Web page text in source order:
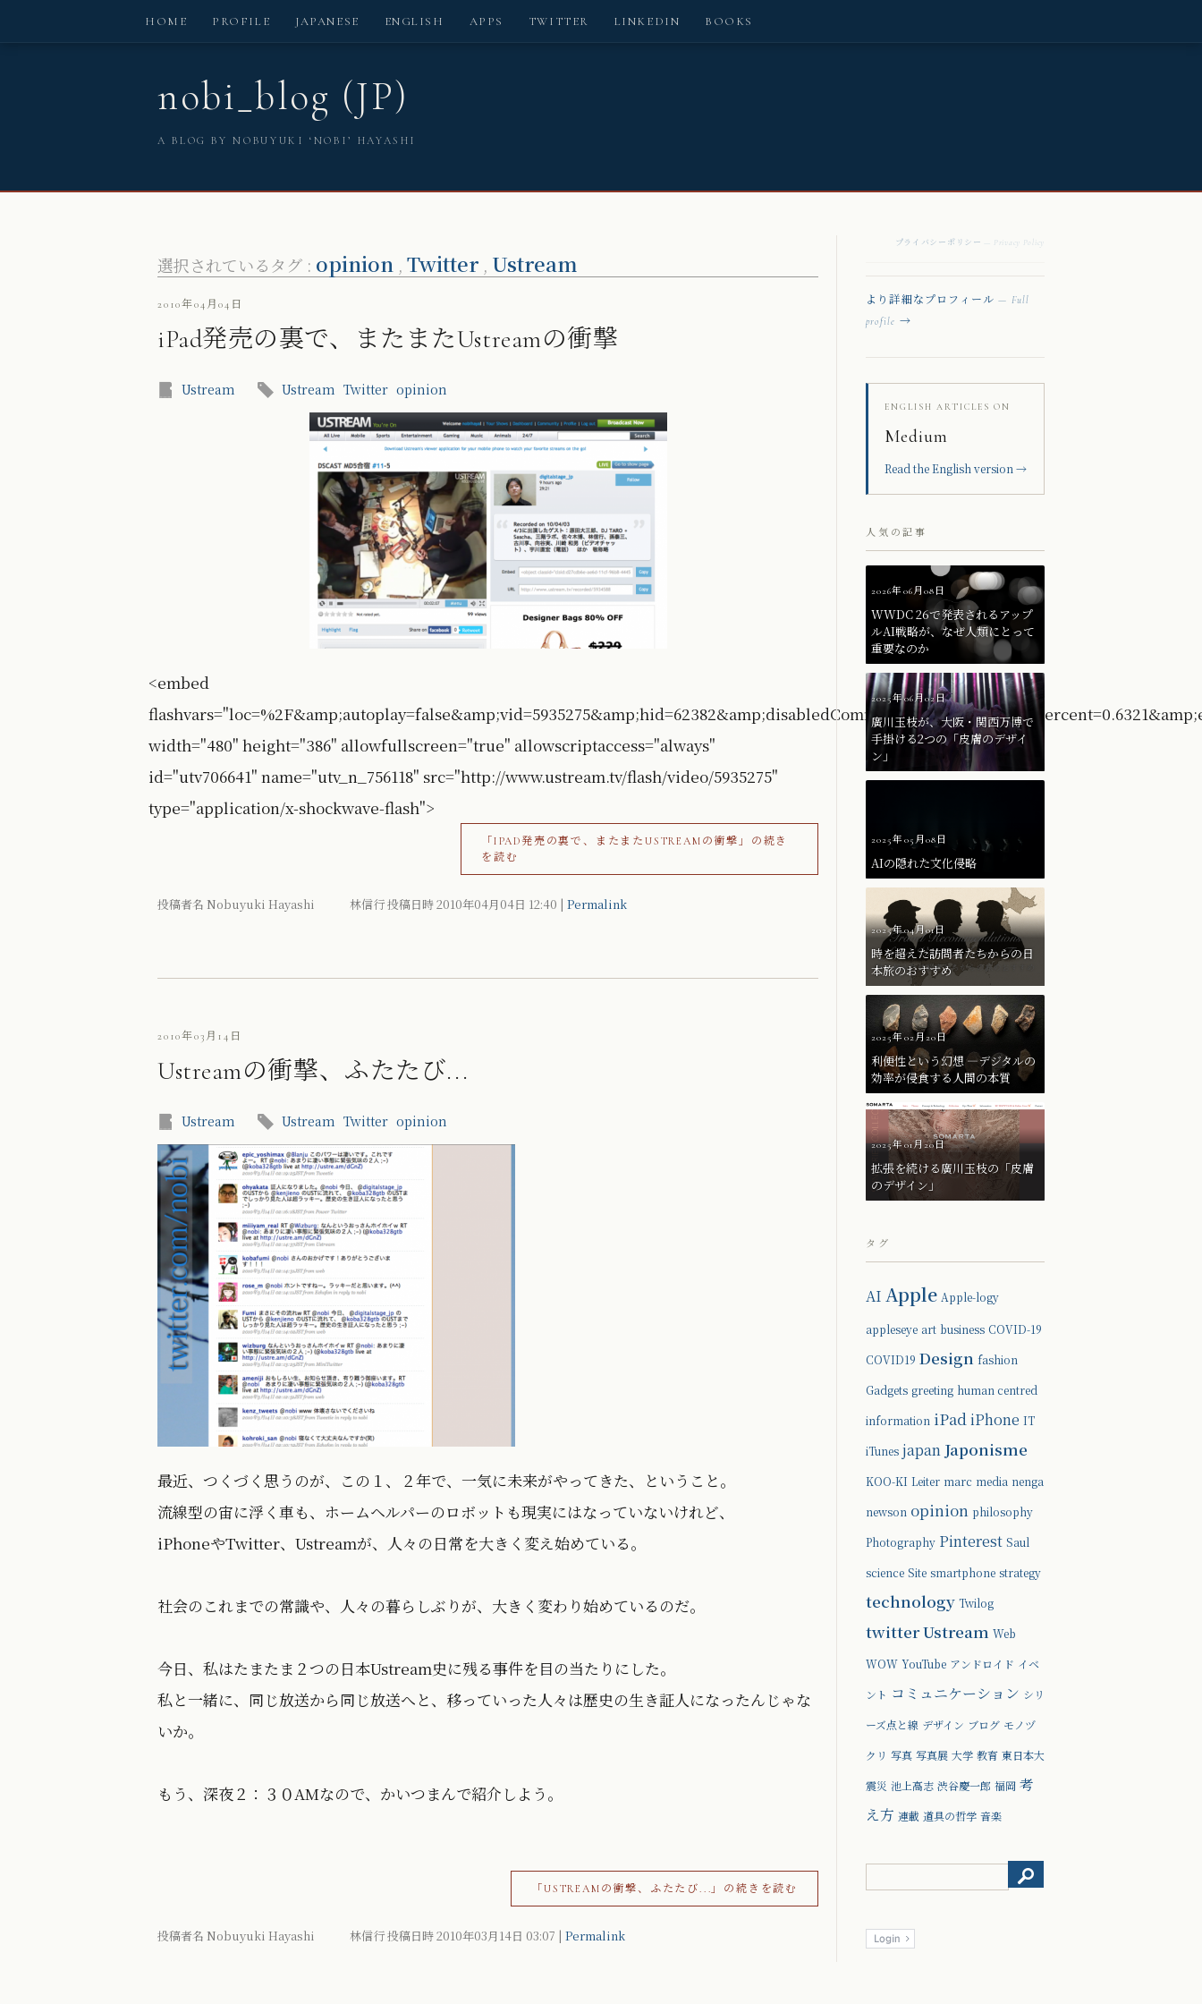
nobi_blog (JP)
A BLOG BY NOBUYUKI ‘NOBI’ HAYASHI
HOME PROFILE JAPANESE ENGLISH APPS TWITTER LINKEDIN BOOKS
選択されているタグ : opinion , Twitter, Ustream
2010年04月04日
iPad発売の裏で、またまたUstreamの衝撃
Ustream Ustream Twitter opinion
<embed
width="480" height="386" allowfullscreen="true" allowscriptaccess="always"
id="utv706641" name="utv_n_756118" src="http://www.ustream.tv/flash/video/5935275"
type="application/x-shockwave-flash">
「IPAD発売の裏で、またまたUSTREAMの衝撃」の続き
を読む
投稿者名 Nobuyuki Hayashi 林信行 投稿日時 2010年04月04日 12:40 | Permalink
2010年03月14日
Ustreamの衝撃、ふたたび...
Ustream Ustream Twitter opinion
最近、つくづく思うのが、この１、２年で、一気に未来がやってきた、ということ。
流線型の宙に浮く車も、ホームヘルパーのロボットも現実にはなっていないけれど、
iPhoneやTwitter、Ustreamが、人々の日常を大きく変え始めている。
社会のこれまでの常識や、人々の暮らしぶりが、大きく変わり始めているのだ。
今日、私はたまたま２つの日本Ustream史に残る事件を目の当たりにした。
私と一緒に、同じ放送から同じ放送へと、移っていった人々は歴史の生き証人になったんじゃな
いか。
もう、深夜２：３０AMなので、かいつまんで紹介しよう。
「USTREAMの衝撃、ふたたび...」の続きを読む
投稿者名 Nobuyuki Hayashi 林信行 投稿日時 2010年03月14日 03:07 | Permalink
プライバシーポリシー — Privacy Policy
より詳細なプロフィール— Full
profile →
ENGLISH ARTICLES ON
Medium
Read the English version →
人気の記事
2026年06月08日
WWDC 26で発表されるアップ
ルAI戦略が、なぜ人類にとって
重要なのか
2025年06月02日
廣川玉枝が、大阪・関西万博で
手掛ける2つの「皮膚のデザイ
ン」
2025年05月08日
AIの隠れた文化侵略
2025年04月01日
時を超えた訪問者たちからの日
本旅のおすすめ
2025年02月20日
利便性という幻想 ―デジタルの
効率が侵食する人間の本質
2025年01月20日
拡張を続ける廣川玉枝の「皮膚
のデザイン」
タグ
AI Apple Apple-logy
appleseye art business COVID-19
COVID19 Design fashion
Gadgets greeting human centred
information iPadiPhone IT
iTunes japan Japonisme
KOO-KI Leiter marc media nenga
newson opinion philosophy
Photography Pinterest Saul
science Site smartphone strategy
technology Twilog
twitterUstream Web
WOW YouTube アンドロイド イベ
ント コミュニケーション シリ
ーズ点と線 デザイン ブログ モノヅ
クリ 写真 写真展 大学 教育 東日本大
震災 池上高志 渋谷慶一郎 福岡 考
え方 連載 道具の哲学 音楽